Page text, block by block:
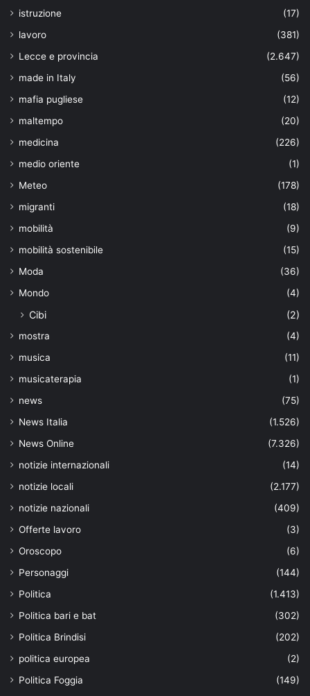
istruzione
(17)
lavoro
(381)
Lecce e provincia
(2.647)
made in Italy
(56)
mafia pugliese
(12)
maltempo
(20)
medicina
(226)
medio oriente
(1)
Meteo
(178)
migranti
(18)
mobilità
(9)
mobilità sostenibile
(15)
Moda
(36)
Mondo
(4)
Cibi (2)
mostra
(4)
musica
(11)
musicaterapia
(1)
news
(75)
News Italia
(1.526)
News Online
(7.326)
notizie internazionali
(14)
notizie locali
(2.177)
notizie nazionali
(409)
Offerte lavoro
(3)
Oroscopo
(6)
Personaggi
(144)
Politica
(1.413)
Politica bari e bat
(302)
Politica Brindisi
(202)
politica europea
(2)
Politica Foggia
(149)